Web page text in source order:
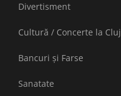
Divertisment
Cultură / Concerte la Cluj
Bancuri și Farse
Sanatate